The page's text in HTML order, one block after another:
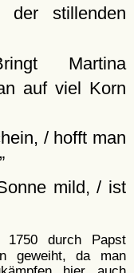
der stillenden
Martina
auf viel Korn
/ hofft man
mild, / ist
1750 durch Papst
geweiht, da man